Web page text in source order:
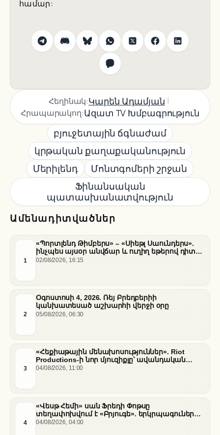
Ամենադիտվածներ
1
«Պորտլենդ Թիմբերս» – «Սիեթլ Սաունդերս».
ինչպես այսօր անվճար և ուղիղ եթերով դիտել
հանդիպումը
02/08/2026, 16:15
2
Օգոստոսի 4, 2026. Ռեյ Բրեդբերիի
կանխատեսած աշխարհի վերջի օրը
05/08/2026, 06:30
3
«Հեքիաթային մենախոսություններ». Riot
Productions-ի նոր մյուզիքլը՝ ավանդական
պատմությունների նոր վերաիմաստավորում
04/08/2026, 11:00
4
«Վեսթ Հեմի» սան Ֆրեդի Փոթսը
տեղափոխվում է «Բրյուգե». երկրպագուների
դժգոհությունը և ակումբի ռազմավարությունը
04/08/2026, 04:00
համար:
Հեղինակ:Կարեն Ադամյան |
Հրապարակող:Ազատ TV Խմբագրություն
բյուջետային ճգնաժամ
կրթական քաղաքականություն
Մերիլենդ
Մոնտգոմերի շրջան
Ֆինանսական
պատասխանատվություն